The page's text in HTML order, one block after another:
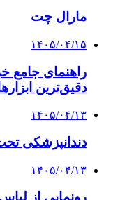
مارال چت
۱۴۰۵/۰۴/۱۵
راهنمای جامع
دقیق‌ترین
۱۴۰۵/۰۴/۱۳
دندانپزشکی
۱۴۰۵/۰۴/۱۳